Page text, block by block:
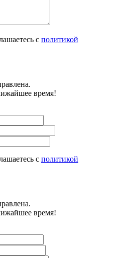
с политикой
время!
с политикой
время!